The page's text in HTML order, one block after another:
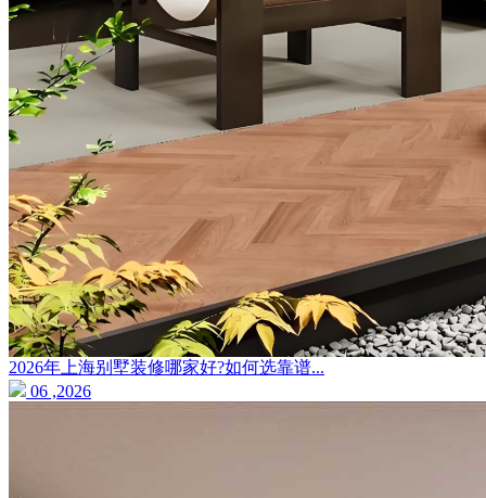
2026年上海别墅装修哪家好?如何选靠谱...
06 ,2026